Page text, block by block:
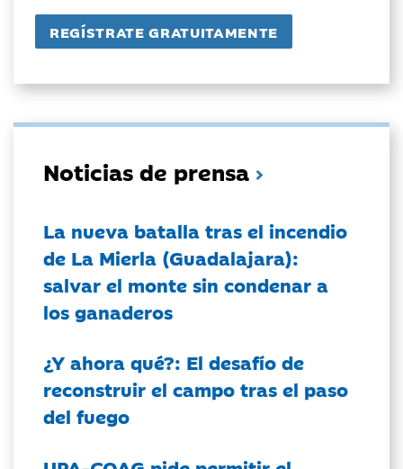
Noticias de prensa
La nueva batalla tras el incendio
de La Mierla (Guadalajara):
salvar el monte sin condenar a
los ganaderos
¿Y ahora qué?: El desafío de
reconstruir el campo tras el paso
del fuego